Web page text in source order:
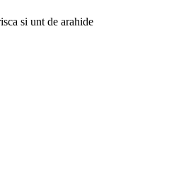
si unt de arahide